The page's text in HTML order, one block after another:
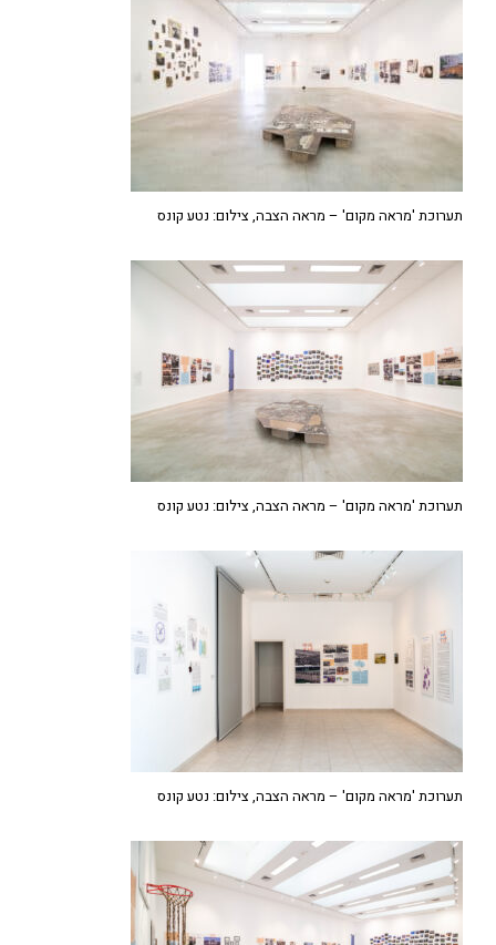
תערוכת 'מראה מקום' – מראה הצבה, צילום: נטע קונס
תערוכת 'מראה מקום' – מראה הצבה, צילום: נטע קונס
תערוכת 'מראה מקום' – מראה הצבה, צילום: נטע קונס